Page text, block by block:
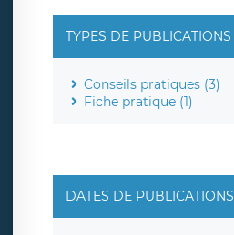
TYPES DE PUBLICATIONS
Conseils pratiques (3)
Fiche pratique (1)
DATES DE PUBLICATIONS